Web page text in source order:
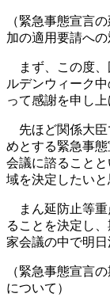
（緊急事態宣言
加の適用要請への
まず、この度、
ルデンウィーク
って感謝を申し上
先ほど関係大臣
めとする緊急事
会議に諮ること
域を決定したいと
まん延防止等重
ることを決定し
家会議の中で明日
（緊急事態宣言
について）